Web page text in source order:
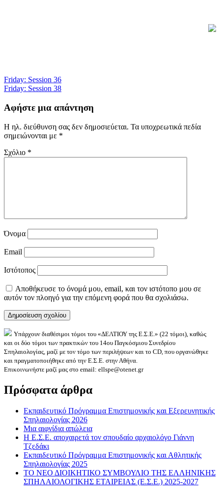
Πλοήγηση
άρθρων
Friday: Session 36
Friday: Session 38
Αφήστε μια απάντηση
Η ηλ. διεύθυνση σας δεν δημοσιεύεται. Τα υποχρεωτικά πεδία
σημειώνονται με *
Σχόλιο *
Όνομα
Email
Ιστότοπος
Αποθήκευσε το όνομά μου, email, και τον ιστότοπο μου σε
αυτόν τον πλοηγό για την επόμενη φορά που θα σχολιάσω.
Υπάρχουν διαθέσιμοι τόμοι του «ΔΕΛΤΙΟΥ της Ε.Σ.Ε.» (22 τόμοι), καθώς
και οι δύο τόμοι των πρακτικών του 14ου Παγκόσμιου Συνεδρίου
Σπηλαιολογίας, μαζί με τον τόμο των περιλήψεων και το CD, που οργανώθηκε
και πραγματοποιήθηκε από την Ε.Σ.Ε. στην Αθήνα.
Επικοινωνήστε μαζί μας στο email: ellspe@otenet.gr
Πρόσφατα άρθρα
Εκπαιδευτικό Πρόγραμμα Επιστημονικής και Εξερευνητικής
Σπηλαιολογίας 2026
Μια αιφνίδια απώλεια
Η Ε.Σ.Ε. αποχαιρετά τον σπουδαίο αρχαιολόγο Γιάννη
Τζεδάκι
Εκπαιδευτικό Πρόγραμμα Επιστημονικής και Αθλητικής
Σπηλαιολογίας 2025
ΤΟ ΝΕΟ ΔΙΟΙΚΗΤΙΚΟ ΣΥΜΒΟΥΛΙΟ ΤΗΣ ΕΛΛΗΝΙΚΗΣ
ΣΠΗΛΑΙΟΛΟΓΙΚΗΣ ΕΤΑΙΡΕΙΑΣ (Ε.Σ.Ε.) 2025-2027